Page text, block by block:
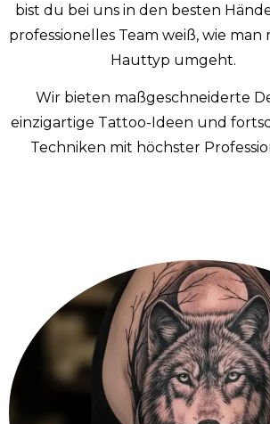
bist du bei uns in den besten
professionelles Team weiß, wie man
Hauttyp umgeht.
Wir bieten maßgeschneiderte
einzigartige Tattoo-Ideen und
Techniken mit höchster